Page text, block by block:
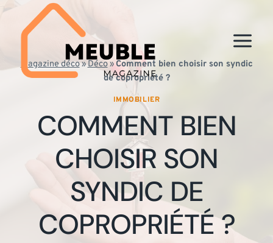
Aller
contenu
Magazine déco»Déco» Comment bien choisir son syndic
de copropriété ?
IMMOBILIER
COMMENT BIEN
CHOISIR SON
SYNDIC DE
COPROPRIÉTÉ ?